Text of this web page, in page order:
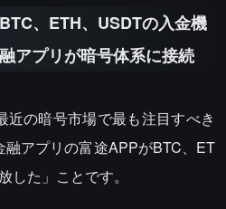
、ETH、USDTの入金機
アプリが暗号体系に接続
の暗号市場で最も注目すべき
アプリの富途APPがBTC、ET
した」ことです。